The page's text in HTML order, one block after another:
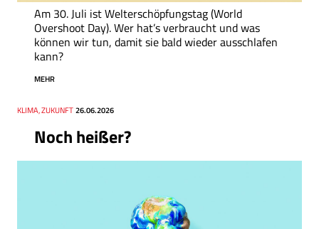
Am 30. Juli ist Welterschöpfungstag (World
Overshoot Day). Wer hat’s verbraucht und was
können wir tun, damit sie bald wieder ausschlafen
kann?
MEHR
Noch heißer?
Thema
KLIMA, ZUKUNFT
Datum 26.06.2026